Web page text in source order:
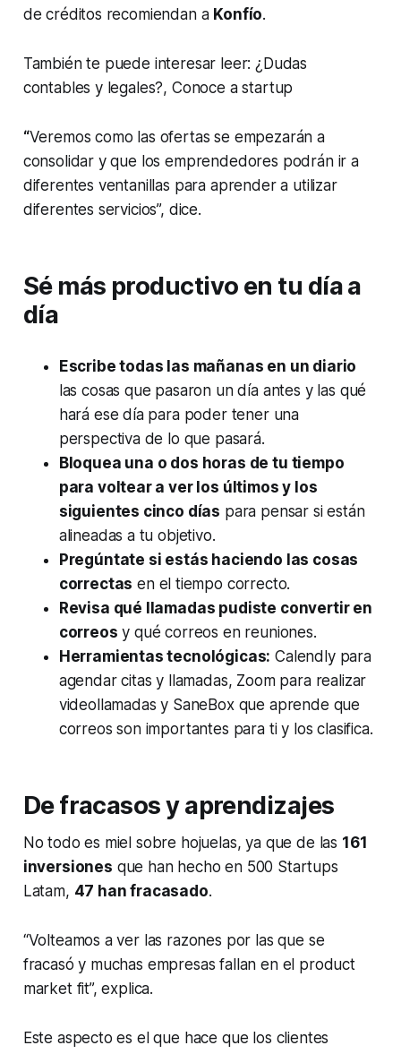
de créditos recomiendan a Konfío.
También te puede interesar leer: ¿Dudas
contables y legales?, Conoce a startup
“Veremos como las ofertas se empezarán a
consolidar y que los emprendedores podrán ir a
diferentes ventanillas para aprender a utilizar
diferentes servicios”, dice.
Sé más productivo en tu día a
día
Escribe todas las mañanas en un diario
las cosas que pasaron un día antes y las qué
hará ese día para poder tener una
perspectiva de lo que pasará.
Bloquea una o dos horas de tu tiempo
para voltear a ver los últimos y los
siguientes cinco días para pensar si están
alineadas a tu objetivo.
Pregúntate si estás haciendo las cosas
correctas en el tiempo correcto.
Revisa qué llamadas pudiste convertir en
correos y qué correos en reuniones.
Herramientas tecnológicas: Calendly para
agendar citas y llamadas, Zoom para realizar
videollamadas y SaneBox que aprende que
correos son importantes para ti y los clasifica.
De fracasos y aprendizajes
No todo es miel sobre hojuelas, ya que de las 161
inversiones que han hecho en 500 Startups
Latam, 47 han fracasado.
“Volteamos a ver las razones por las que se
fracasó y muchas empresas fallan en el product
marketfit”, explica.
Este aspecto es el que hace que los clientes